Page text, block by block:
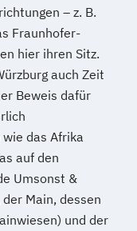
– z. B.
Fraunhofer-
hier ihren Sitz.
auch Zeit
Beweis dafür
das Afrika
auf den
Umsonst &
Main, dessen
und der